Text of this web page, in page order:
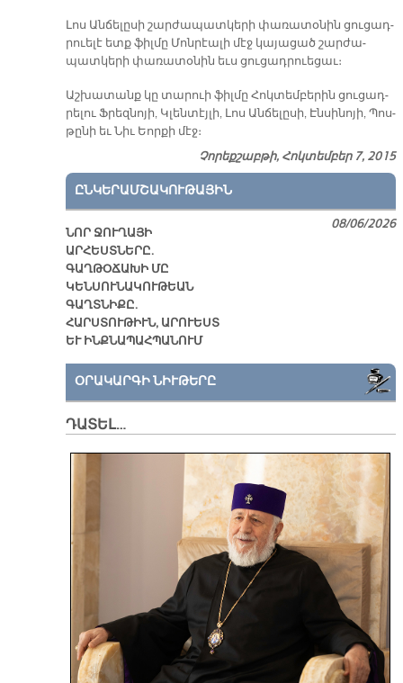
Լոս Ան­ճե­լը­սի շար­ժա­պատ­կե­րի փա­ռա­տօ­նին ցու­ցադ­
րո­ւե­լէ ետք ֆիլ­մը Մոնրէա­լի մէջ կա­յա­ցած շար­ժա­
պատ­կե­րի փա­ռա­տօ­նին եւս ցու­ցադ­րո­ւե­ցաւ։
Աշ­խա­տանք կը տա­րո­ւի ֆիլ­մը Հոկ­տեմ­բե­րին ցու­ցադ­
րե­լու Ֆրեզ­նո­յի, Կլեն­տէյ­լի, Լոս Ան­ճե­լը­սի, Էն­սի­նո­յի, Պոս­
թը­նի եւ Նիւ Եոր­քի մէջ։
Չորեքշաբթի, Հոկտեմբեր 7, 2015
ԸՆԿԵՐԱՄՇԱԿՈՒԹԱՅԻՆ
ՆՈՐ ՋՈՒՂԱՅԻ
ԱՐՀԵՍՏՆԵՐԸ.
ԳԱՂԹՕՃԱԽԻ ՄԸ
ԿԵՆՍՈՒՆԱԿՈՒԹԵԱՆ
ԳԱՂՏՆԻՔԸ.
ՀԱՐՍՏՈՒԹԻՒՆ, ԱՐՈՒԵՍՏ
ԵՒ ԻՆՔՆԱՊԱՀՊԱՆՈՒՄ
08/06/2026
ՕՐԱԿԱՐԳԻ ՆԻՒԹԵՐԸ
ԴԱՏԵԼ…